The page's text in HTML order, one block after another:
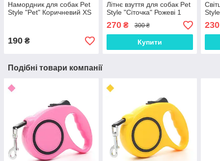
Намордник для собак Pet
Style "Pet" Коричневий XS
190 ₴
Літнє взуття для собак Pet
Style "Сіточка" Рожеві 1
270₴ 300 ₴
Купити
230
Подібні товари компанії